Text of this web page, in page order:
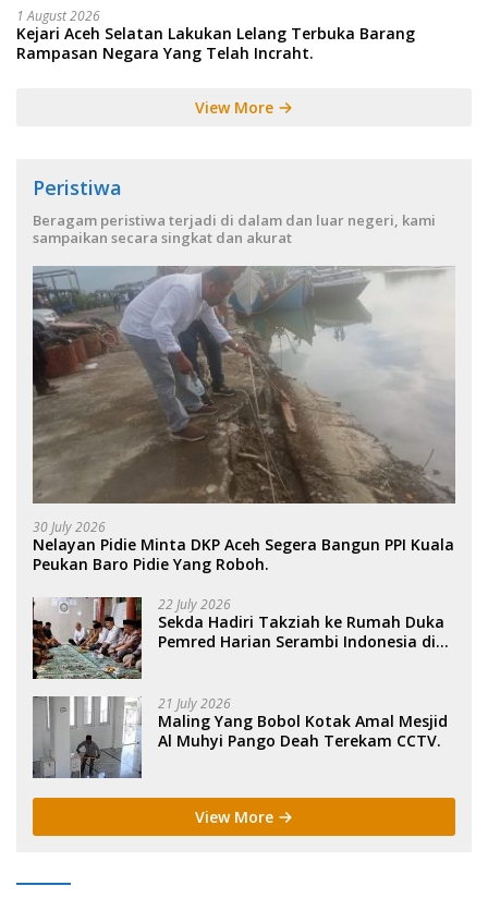
1 August 2026
Kejari Aceh Selatan Lakukan Lelang Terbuka Barang
Rampasan Negara Yang Telah Incraht.
View More
Peristiwa
Beragam peristiwa terjadi di dalam dan luar negeri, kami
sampaikan secara singkat dan akurat
30 July 2026
Nelayan Pidie Minta DKP Aceh Segera Bangun PPI Kuala
Peukan Baro Pidie Yang Roboh.
22 July 2026
Sekda Hadiri Takziah ke Rumah Duka
Pemred Harian Serambi Indonesia di
21 July 2026
Maling Yang Bobol Kotak Amal Mesjid
Al Muhyi Pango Deah Terekam CCTV.
View More